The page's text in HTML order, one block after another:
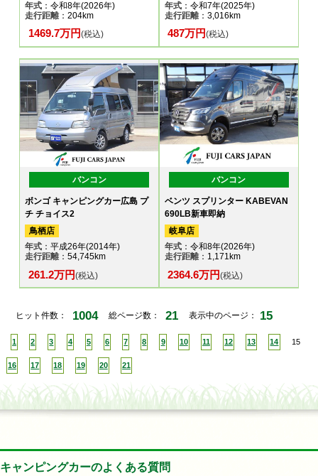
年式 ：令和8年(2026年)
走行距離：204km
1469.7万円(税込)
年式：令和7年(2025年)
走行距離：3,016km
487万円(税込)
バンコン
ボンゴ キャンピングカー広島 プ
チ チョイス2
鳥栖店
年式 ：平成26年(2014年)
走行距離：54,745km
261.2万円(税込)
バンコン
ベンツ スプリンター KABEVAN
690LB新車即納
岐阜店
年式：令和8年(2026年)
走行距離：1,171km
2364.6万円(税込)
ヒット件数： 1004 総ページ数： 21 表示中のページ： 15
1 2 3 4 5 6 7 8 9 10 11 12 13 14 15
16 17 18 19 20 21
キャンピングカーのよくある質問